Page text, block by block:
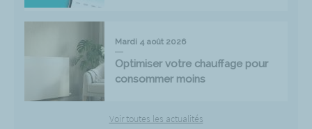
Mardi 4 août 2026
Optimiser votre chauffage pour
consommer moins
Voir toutes les actualités